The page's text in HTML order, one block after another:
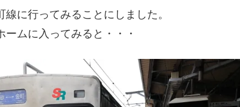
に行ってみることにしました。
ムに入ってみると・・・